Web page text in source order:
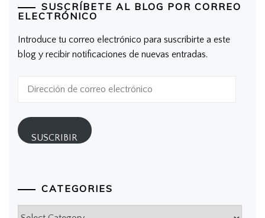
SUSCRÍBETE AL BLOG POR CORREO
ELECTRÓNICO
Introduce tu correo electrónico para suscribirte a este
blog y recibir notificaciones de nuevas entradas.
electrónico
SUSCRIBIR
CATEGORIES